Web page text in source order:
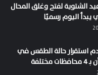
الشتوية لفتح وغلق المحال
اليوم رسميًا
استقرار حالة الطقس في